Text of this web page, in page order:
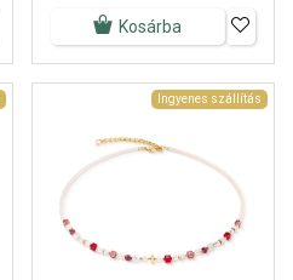
Kosárba
Ingyenes szállítás